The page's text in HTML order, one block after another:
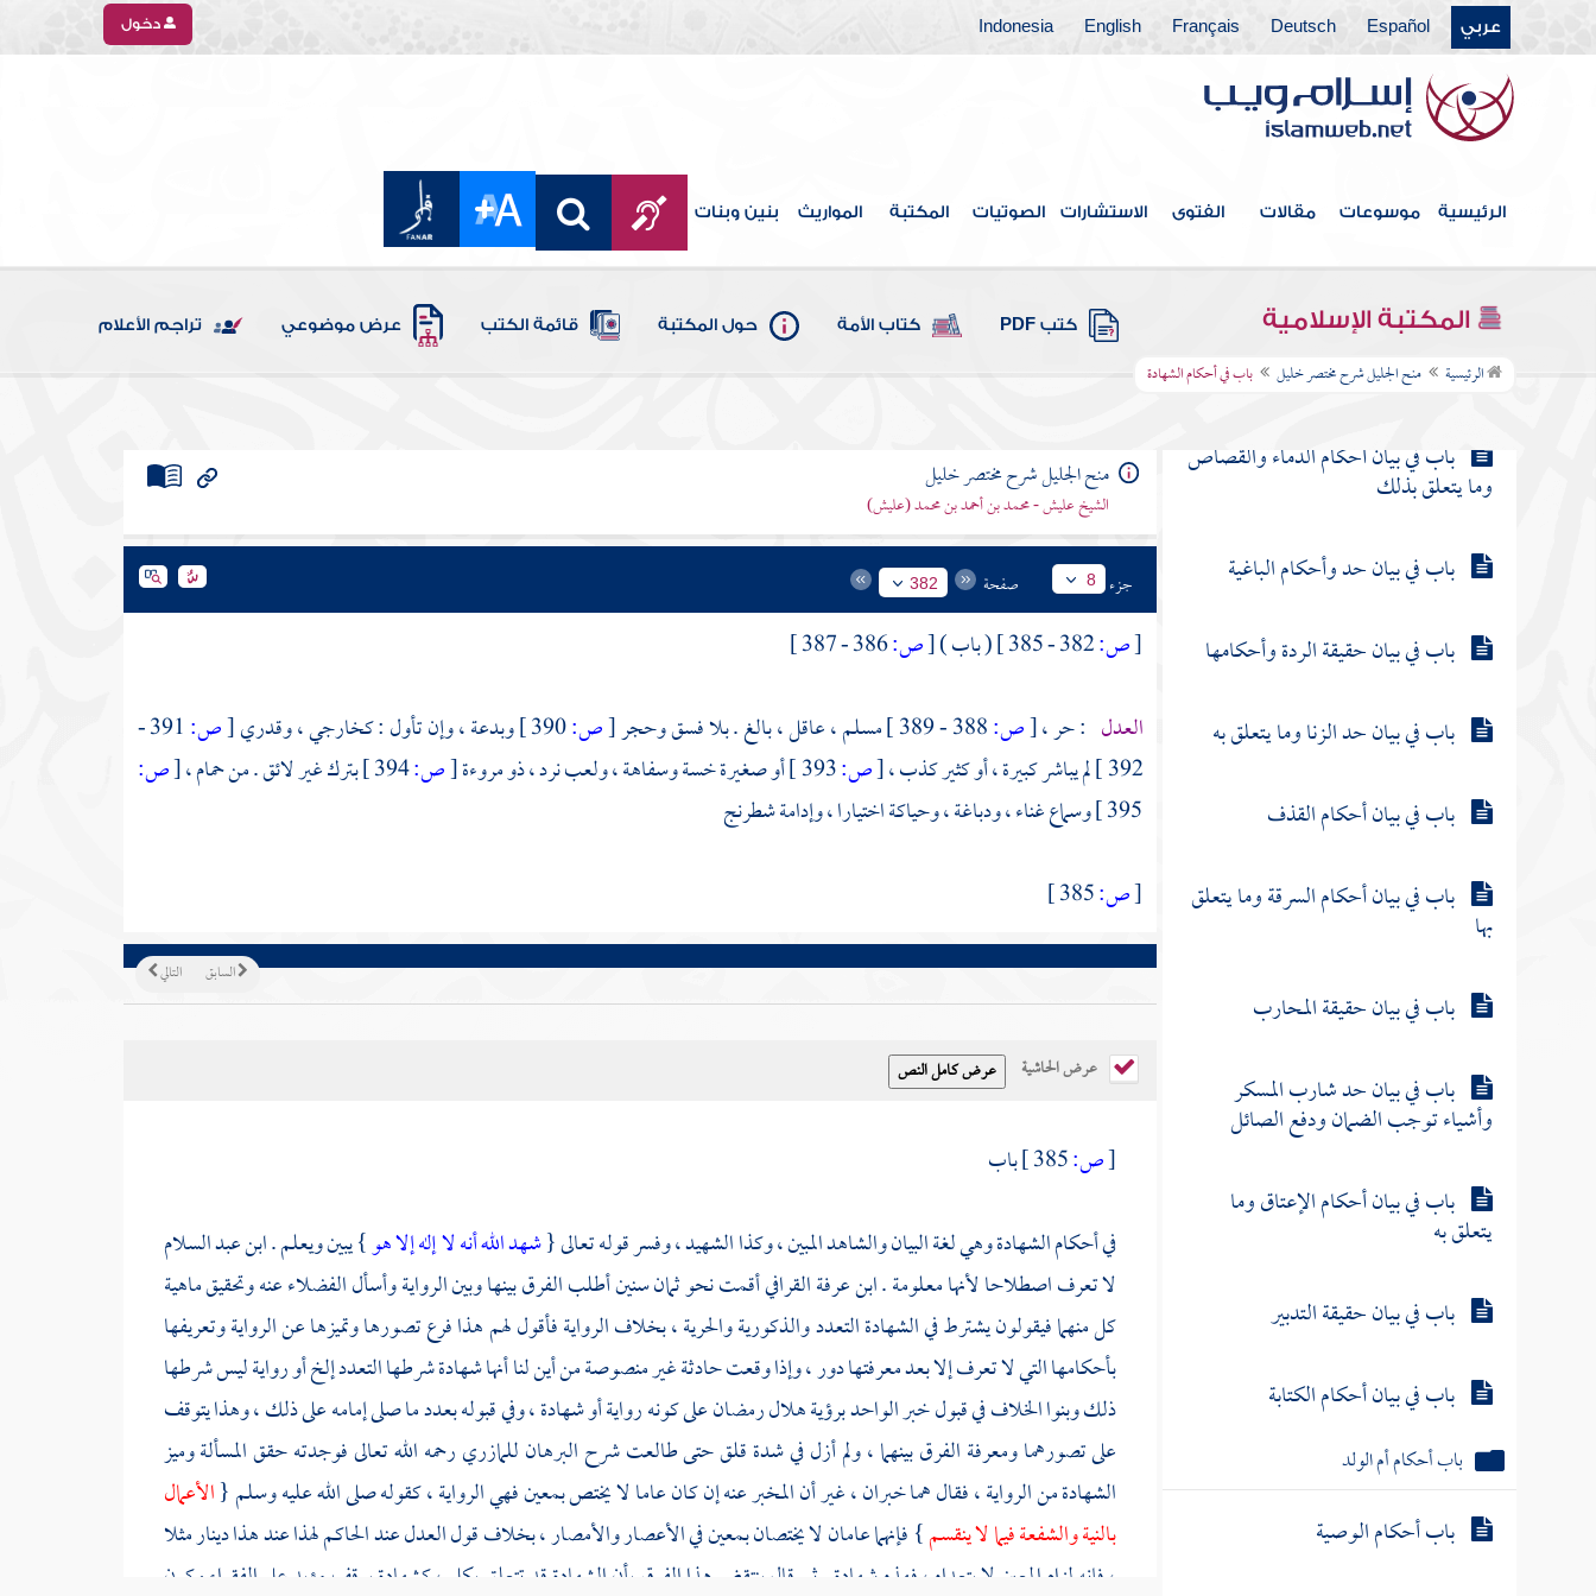
عربي Español
Deutsch
Français
English
Indonesia دخول
الرئيسية موسوعات مقالات الفتوى الاستشارات الصوتيات المكتبة المواريث بنين وبنات
المكتبة الإسلامية كتب PDF كتاب الأمة حول المكتبة قائمة الكتب عرض موضوعي تراجم الأعلام
الرئيسية منح الجليل شرح مختصر خليل باب في أحكام الشهادة
باب في بيان الهبة وأحكامها وما
يتعلق بها
باب اللقطة والضالة والآبق واللقيط
باب في بيان شروط وأحكام القضاء
وما يتعلق به
باب في أحكام الشهادة
باب في بيان أحكام الدماء والقصاص
وما يتعلق بذلك
باب في بيان حد وأحكام الباغية
باب في بيان حقيقة الردة وأحكامها
باب في بيان حد الزنا وما يتعلق به
باب في بيان أحكام القذف
باب في بيان أحكام السرقة وما يتعلق
بها
باب في بيان حقيقة المحارب
باب في بيان حد شارب المسكر
وأشياء توجب الضمان ودفع الصائل
باب في بيان أحكام الإعتاق وما
يتعلق به
باب في بيان حقيقة التدبير
باب في بيان أحكام الكتابة
باب أحكام أم الولد
باب أحكام الوصية
منح الجليل شرح مختصر خليل
الشيخ عليش - محمد بن أحمد بن محمد (عليش)
جزء 8 صفحة 382
[ص: ( باب )[ص:
العدل : حر ،[ص: مسلم ، عاقل ، بالغ . بلا فسق وحجر[ص: وبدعة ، وإن تأول : كخارجي ، وقدري[ص:
391 -
392 ] لم يباشر كبيرة ، أو كثير كذب ،[ص: أو صغيرة خسة وسفاهة ، ولعب نرد ، ذو مروءة[ص: بترك غير لائق . من حمام ،[ص:
395 ] وسماع غناء ، ودباغة ، وحياكة اختيارا ، وإدامة شطرنج
[ص:
التالي السابق
عرض الحاشية
[ص:
باب
في أحكام الشهادة وهي لغة البيان والشاهد المبين ، وكذا الشهيد ، وفسر قوله تعالى {شهد الله أنه لا إله إلا هو} يبين ويعلم .ابن عبد السلام
لا تعرف اصطلاحا لأنها معلومة .ابن عرفةالقرافيأقمت نحو ثمان سنين أطلب الفرق بينها وبين الرواية وأسأل الفضلاء عنه وتحقيق ماهية
كل منهما فيقولون يشترط في الشهادة التعدد والذكورية والحرية ، بخلاف الرواية فأقول لهم هذا فرع تصورها وتميزها عن الرواية وتعريفها
بأحكامها التي لا تعرف إلا بعد معرفتها دور ، وإذا وقعت حادثة غير منصوصة من أين لنا أنها شهادة شرطها التعدد إلخ أو رواية ليس شرطها
ذلك وبنوا الخلاف في قبول خبر الواحد برؤية هلال رمضان على كونه رواية أو شهادة ، وفي قبوله بعدد ما صلى إمامه على ذلك ، وهذا يتوقف
على تصورهما ومعرفة الفرق بينهما ، ولم أزل في شدة قلق حتى طالعت شرح البرهانللمازريرحمه الله تعالى فوجدته حقق المسألة وميز
الشهادة من الرواية ، فقال هما خبران ، غير أن المخبر عنه إن كان عاما لا يختص بمعين فهي الرواية ، كقوله صلى الله عليه وسلم {الأعمال
بالنية والشفعة فيما لا ينقسم} فإنهما عامان لا يختصان بمعين في الأعصار والأمصار ، بخلاف قول العدل عند الحاكم لهذا عند هذا دينار مثلا
، فإنه لزام المعين لا يتعداه ، فهذه شهادة . ثم قال ينتقض هذا الفرق بأن الشهادة قد تتعلق بكلي ، كشهادة بوقف مؤبد على الفقراء وكون